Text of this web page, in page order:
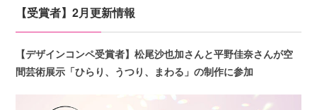
【受賞者】2月更新情報
【デザインコンペ受賞者】松尾沙也加さんと平野佳奈さんが空
間芸術展示「ひらり、うつり、まわる」の制作に参加